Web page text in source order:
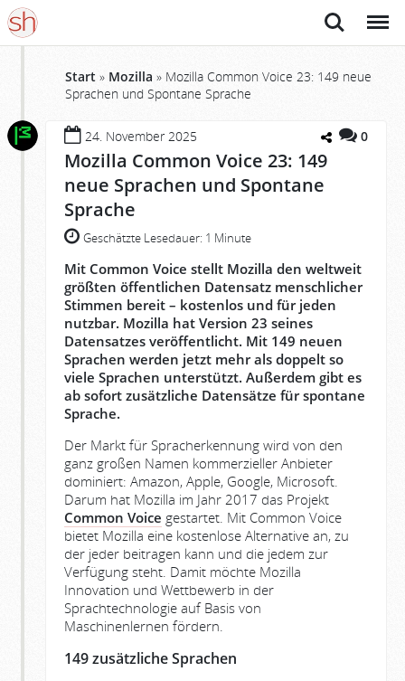
Suche Menü
Start » Mozilla » Mozilla Common Voice 23: 149 neue
Sprachen und Spontane Sprache
24. November 2025 0
Mozilla Common Voice 23: 149
neue Sprachen und Spontane
Sprache
Geschätzte Lesedauer: 1 Minute
Mit Common Voice stellt Mozilla den weltweit
größten öffentlichen Datensatz menschlicher
Stimmen bereit – kostenlos und für jeden
nutzbar. Mozilla hat Version 23 seines
Datensatzes veröffentlicht. Mit 149 neuen
Sprachen werden jetzt mehr als doppelt so
viele Sprachen unterstützt. Außerdem gibt es
ab sofort zusätzliche Datensätze für spontane
Sprache.
Der Markt für Spracherkennung wird von den
ganz großen Namen kommerzieller Anbieter
dominiert: Amazon, Apple, Google, Microsoft.
Darum hat Mozilla im Jahr 2017 das Projekt
Common Voice gestartet. Mit Common Voice
bietet Mozilla eine kostenlose Alternative an, zu
der jeder beitragen kann und die jedem zur
Verfügung steht. Damit möchte Mozilla
Innovation und Wettbewerb in der
Sprachtechnologie auf Basis von
Maschinenlernen fördern.
149 zusätzliche Sprachen